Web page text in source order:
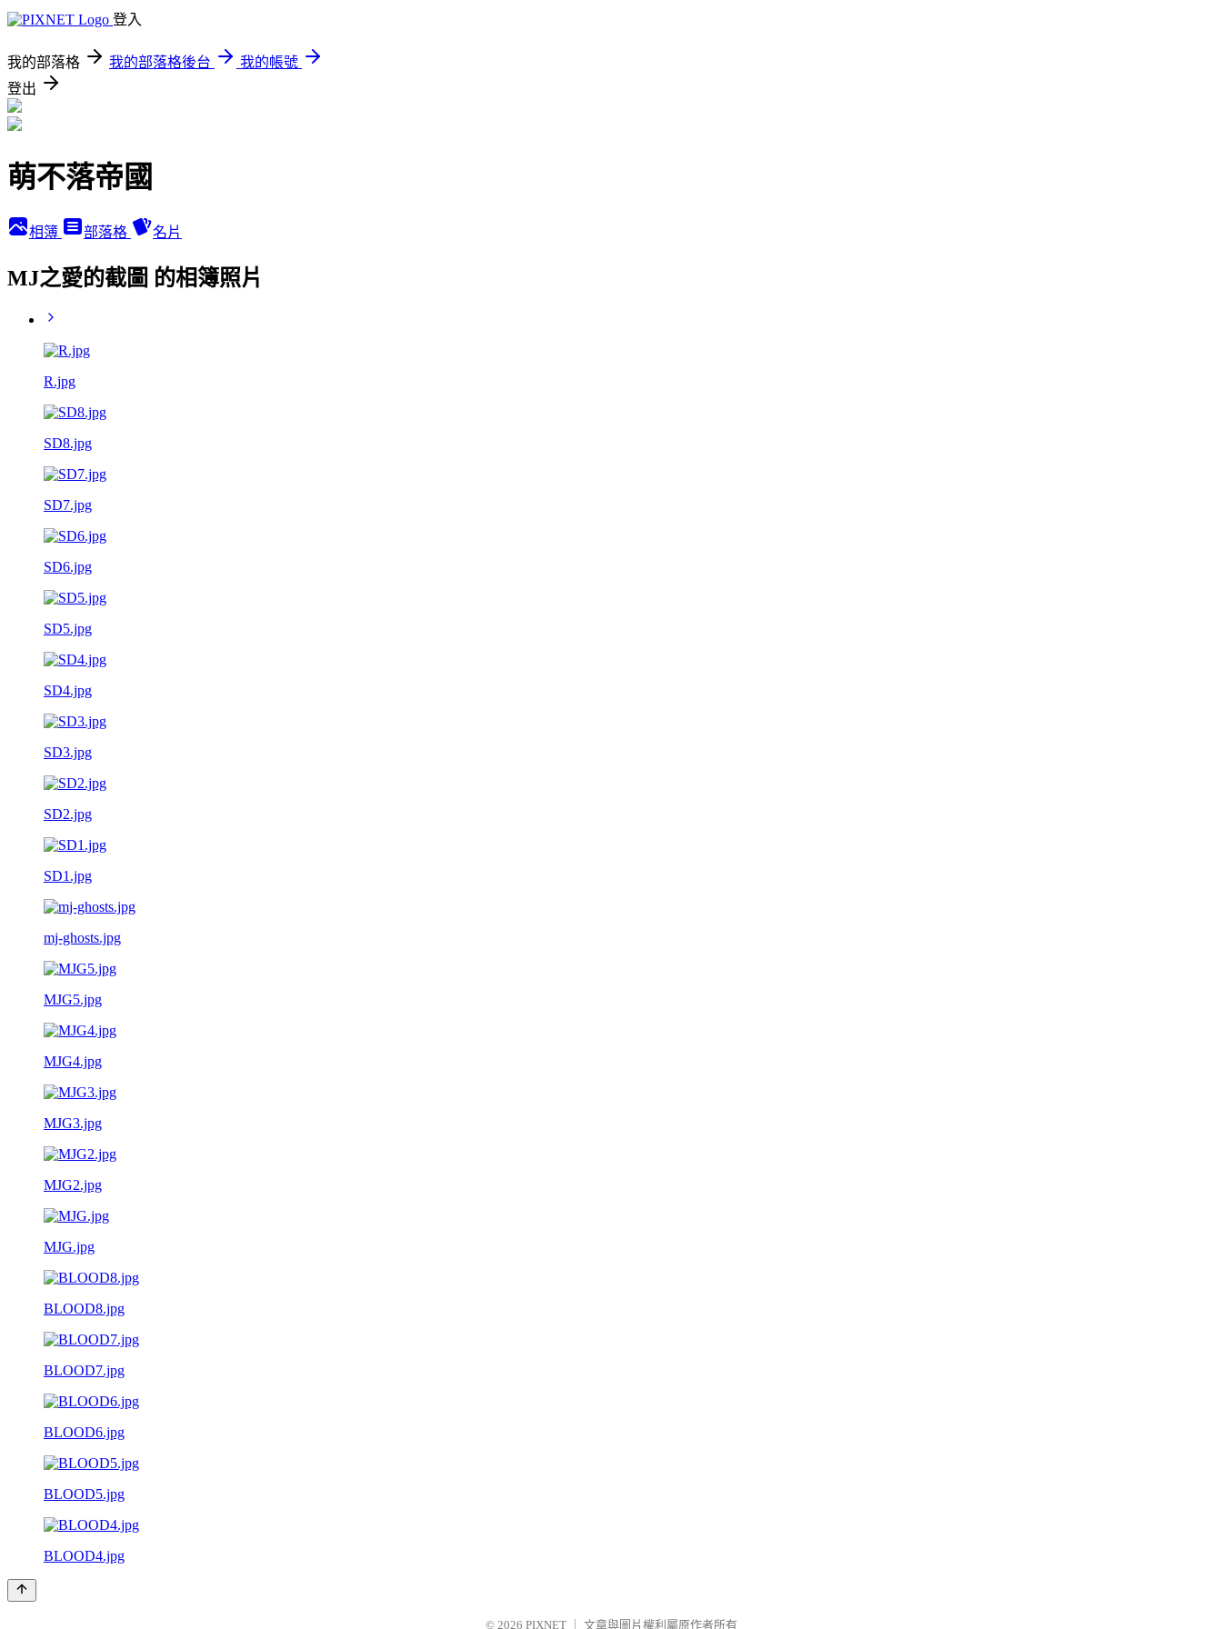
登入
我的部落格 我的部落格後台
我的帳號
登出
萌不落帝國
相簿 部落格 名片
MJ之愛的截圖 的相簿照片
R.jpg
SD8.jpg
SD7.jpg
SD6.jpg
SD5.jpg
SD4.jpg
SD3.jpg
SD2.jpg
SD1.jpg
mj-ghosts.jpg
MJG5.jpg
MJG4.jpg
MJG3.jpg
MJG2.jpg
MJG.jpg
BLOOD8.jpg
BLOOD7.jpg
BLOOD6.jpg
BLOOD5.jpg
BLOOD4.jpg
© 2026 PIXNET 文章與圖片權利屬原作者所有